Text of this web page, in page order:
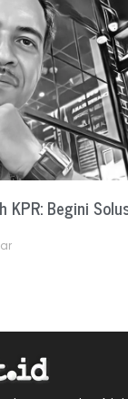
KPR: Begini